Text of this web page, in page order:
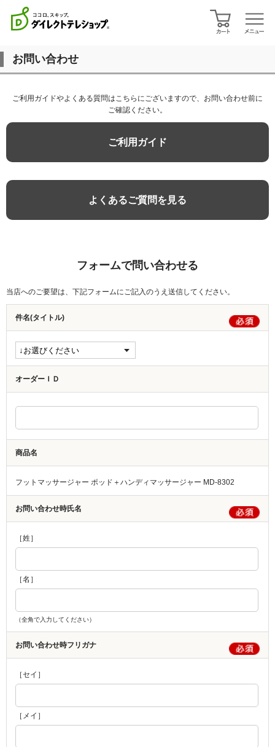
お問い合わせ
ご利用ガイドやよくある質問はこちらにございますので、お問い合わせ前に
ご確認ください。
ご利用ガイド
よくあるご質問を見る
フォームで問い合わせる
当店へのご要望は、下記フォームにご記入のうえ送信してください。
件名(タイトル)
オーダーＩＤ
商品名
フットマッサージャー ポッド＋ハンディマッサージャー MD-8302
お問い合わせ時氏名
［姓］
［名］
（全角で入力してください）
お問い合わせ時フリガナ
［セイ］
［メイ］